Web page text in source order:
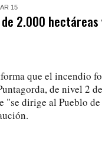
15
2.000
que el incendio
de nivel 2
"se dirige al Pueblo